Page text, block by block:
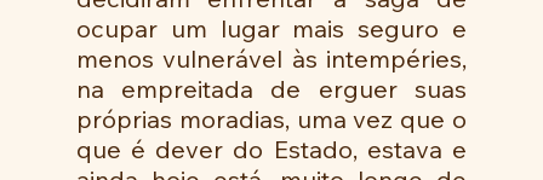
ocupar um lugar mais seguro e
menos vulnerável às intempéries,
na empreitada de erguer suas
próprias moradias, uma vez que o
que é dever do Estado, estava e